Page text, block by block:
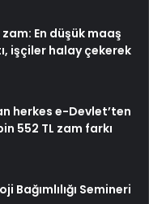
En düşük maaş
işçiler halay çekerek
herkes e-Devlet’ten
552 TL zam farkı
Bağımlılığı Semineri